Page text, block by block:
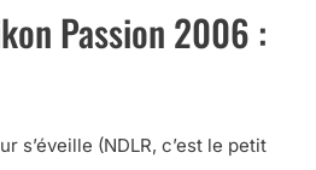
Passion 2006 :
s’éveille (NDLR, c’est le petit